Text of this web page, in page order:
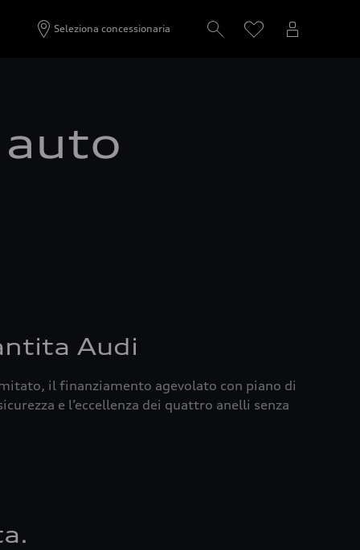
Seleziona concessionaria
Audi
il finanziamento agevolato con piano di
e l’eccellenza dei quattro anelli senza